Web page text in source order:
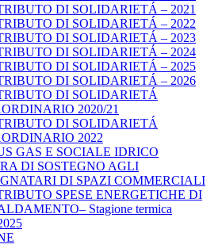
DI SOLIDARIETÁ – 2021
DI SOLIDARIETÁ – 2022
DI SOLIDARIETÁ – 2023
DI SOLIDARIETÁ – 2024
DI SOLIDARIETÁ – 2025
DI SOLIDARIETÁ – 2026
DI SOLIDARIETÁ
2020/21
DI SOLIDARIETÁ
2022
GAS E SOCIALE IDRICO
DI SOSTEGNO AGLI
DI SPAZI COMMERCIALI
SPESE ENERGETICHE DI
Stagione termica